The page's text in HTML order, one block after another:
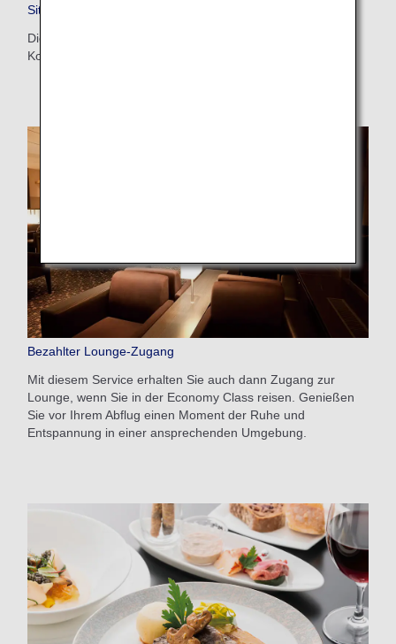
Sitzplan
Die Flugzeuge und Sitzpläne von ANA sind nach
Konfiguration einsehbar.
Bezahlter Lounge-Zugang
Mit diesem Service erhalten Sie auch dann Zugang zur
Lounge, wenn Sie in der Economy Class reisen. Genießen
Sie vor Ihrem Abflug einen Moment der Ruhe und
Entspannung in einer ansprechenden Umgebung.